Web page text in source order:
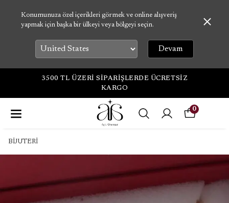
Konumunuza özel içerikleri görmek ve online alışveriş
yapmak için başka bir ülkeyi veya bölgeyi seçin.
Devam
3500 TL ÜZERİ SİPARİŞLERDE ÜCRETSİZ
KARGO
0
BİJUTERİ